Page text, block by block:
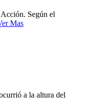
Según el
Mas
a la altura del